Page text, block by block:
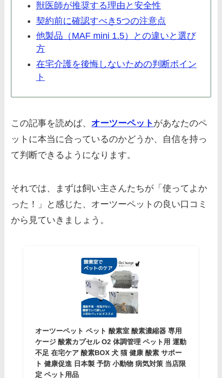
獣医師が推奨する理由と安全性
契約前に確認すべき5つの注意点
他製品（MAF mini 1.5）との違いと選び
方
在宅介護を後悔しないための判断ポイン
ト
この記事を読めば、 オーツーペット があなたのペ
ットに本当に合っているのかどうか、自信を持っ
て判断できるようになります。
それでは、まずは飼い主さんたちが「使ってよか
った！」と感じた、オーツーペットの良い口コミ
から見ていきましょう。
オーツーペット ペット 酸素室 酸素濃縮器 専用
ケージ 酸素カプセル O2 体調管理 ペット用 運動
不足 在宅ケア 酸素BOX 犬 猫 健康 酸素 サポー
ト 健康促進 日本製 予防 小動物 病気対策 当店限
定 ペット用品